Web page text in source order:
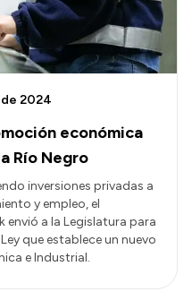
económica
Río Negro
2024
inversiones privadas a
y empleo, el
envió a la Legislatura para
que establece un nuevo
e Industrial.